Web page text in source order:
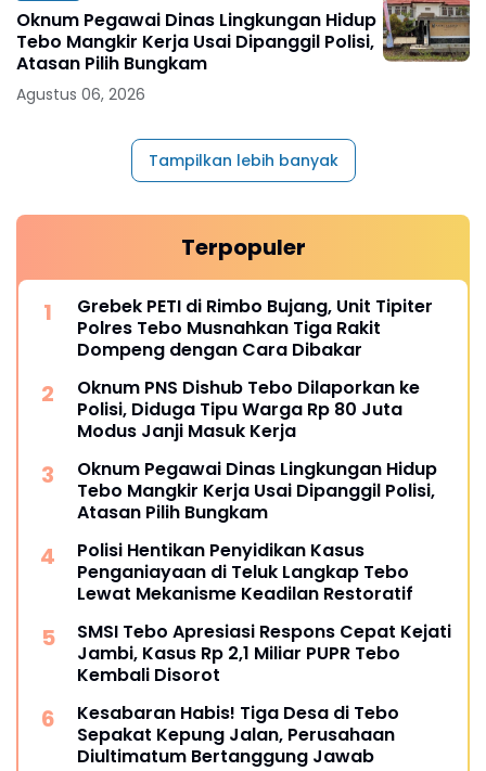
Oknum Pegawai Dinas Lingkungan Hidup
Tebo Mangkir Kerja Usai Dipanggil Polisi,
Atasan Pilih Bungkam
Agustus 06, 2026
Tampilkan lebih banyak
Terpopuler
Grebek PETI di Rimbo Bujang, Unit Tipiter
Polres Tebo Musnahkan Tiga Rakit
Dompeng dengan Cara Dibakar
Oknum PNS Dishub Tebo Dilaporkan ke
Polisi, Diduga Tipu Warga Rp 80 Juta
Modus Janji Masuk Kerja
Oknum Pegawai Dinas Lingkungan Hidup
Tebo Mangkir Kerja Usai Dipanggil Polisi,
Atasan Pilih Bungkam
Polisi Hentikan Penyidikan Kasus
Penganiayaan di Teluk Langkap Tebo
Lewat Mekanisme Keadilan Restoratif
SMSI Tebo Apresiasi Respons Cepat Kejati
Jambi, Kasus Rp 2,1 Miliar PUPR Tebo
Kembali Disorot
Kesabaran Habis! Tiga Desa di Tebo
Sepakat Kepung Jalan, Perusahaan
Diultimatum Bertanggung Jawab